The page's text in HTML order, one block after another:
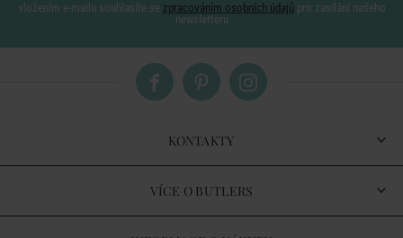
vložením e-mailu souhlasíte se zpracováním osobních údajů pro zasílání našeho
newsletteru
KONTAKTY
VÍCE O BUTLERS